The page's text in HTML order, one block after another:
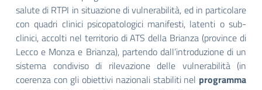
salute di RTPI in situazione di vulnerabilità, ed in particolare
con quadri clinici psicopatologici manifesti, latenti o sub-
clinici, accolti nel territorio di ATS della Brianza (province di
Lecco e Monza e Brianza), partendo dall’introduzione di un
sistema condiviso di rilevazione delle vulnerabilità (in
coerenza con gli obiettivi nazionali stabiliti nel programma